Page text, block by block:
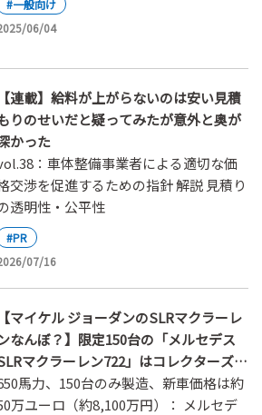
#一般向け
06/04
【連載】給料が上がらないのは安い見積
りのせいだと疑ってみたが意外と奥が
かった
：車体整備事業者による適切な価
交渉を促進するための指針 解説 見積り
透明性・公平性
#PR
07/16
【マイケル ジョーダンのSLRマクラーレ
なんぼ？】限定150台の「メルセデス
マクラーレン722」はコレクターズア
テムだ！
馬力、150台のみ製造、新車価格は約
万ユーロ（約8,100万円）： メルセデ